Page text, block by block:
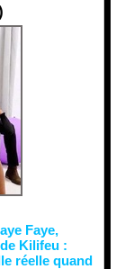
Faye,
Kilifeu :
réelle quand